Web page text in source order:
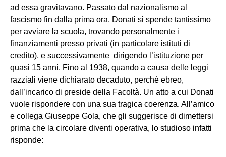
ad essa gravitavano. Passato dal nazionalismo al
fascismo fin dalla prima ora, Donati si spende tantissimo
per avviare la scuola, trovando personalmente i
finanziamenti presso privati (in particolare istituti di
credito), e successivamente dirigendo l’istituzione per
quasi 15 anni. Fino al 1938, quando a causa delle leggi
razziali viene dichiarato decaduto, perché ebreo,
dall’incarico di preside della Facoltà. Un atto a cui Donati
vuole rispondere con una sua tragica coerenza. All’amico
e collega Giuseppe Gola, che gli suggerisce di dimettersi
prima che la circolare diventi operativa, lo studioso infatti
risponde: